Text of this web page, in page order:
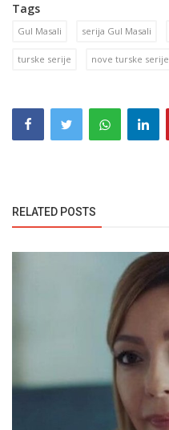
Tags
Gul Masali serija Gul Masali
turske serije nove turske serije
RELATED POSTS